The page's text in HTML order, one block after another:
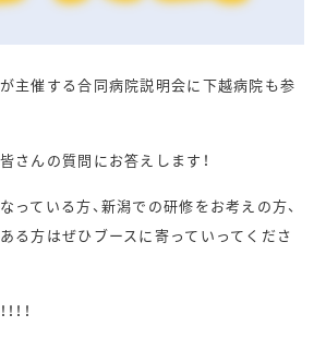
主催する合同病院説明会に下越病院も参
さんの質問にお答えします！
っている方、新潟での研修をお考えの方、
る方はぜひブースに寄っていってくださ
！